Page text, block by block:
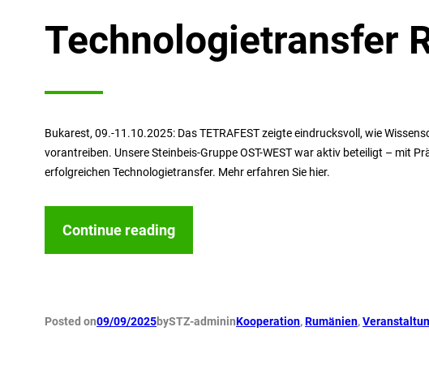
Technologietransfer
Bukarest, 09.-11.10.2025: Das TETRAFEST zeigte eindrucksvoll, wie
vorantreiben. Unsere Steinbeis-Gruppe OST-WEST war aktiv beteiligt – mit
erfolgreichen Technologietransfer. Mehr erfahren Sie hier.
Continue reading
Posted on09/09/2025bySTZ-admininKooperation, Rumänien,